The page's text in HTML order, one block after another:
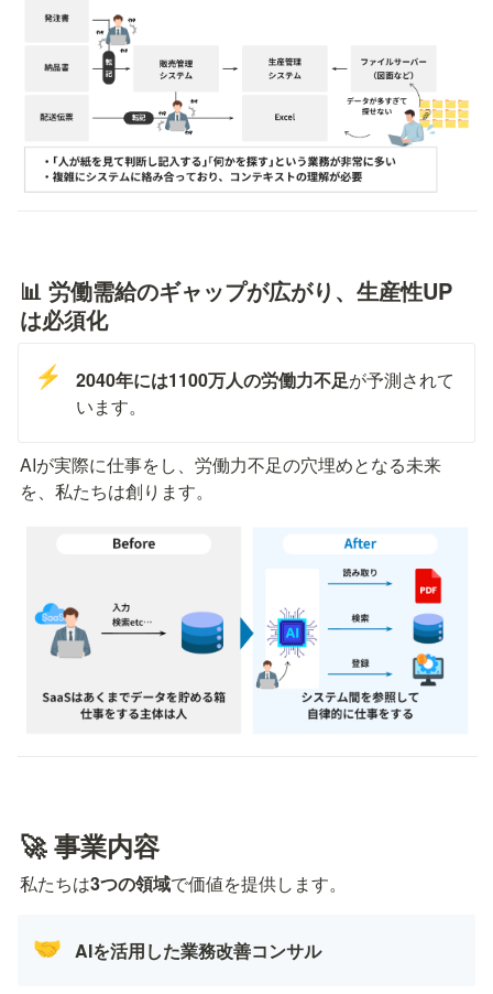
📊 労働需給のギャップが広がり、生産性UP
は必須化
⚡ 2040年には1100万人の労働力不足が予測されて
います。
AIが実際に仕事をし、労働力不足の穴埋めとなる未来
を、私たちは創ります。
🚀 事業内容
私たちは3つの領域で価値を提供します。
🤝 AIを活用した業務改善コンサル